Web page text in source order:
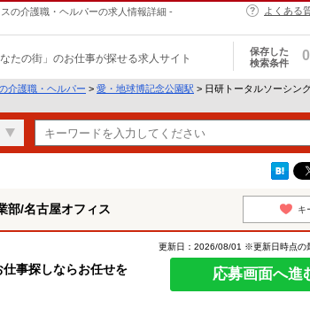
の介護職・ヘルパーの求人情報詳細 -
よくある
なたの街」のお仕事が探せる求人サイト
保存した
検索条件
0
介護職・ヘルパー > 愛・地球博記念公園駅 > 日研トータルソーシン
部/名古屋オフィス キ
事探しならお任せを
更新日：2026/08/01 ※更新日時点の
応募画面へ進